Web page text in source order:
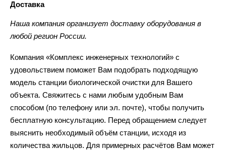
Доставка
Наша компания организует доставку оборудования в
любой регион России.
Компания «Комплекс инженерных технологий» с
удовольствием поможет Вам подобрать подходящую
модель станции биологической очистки для Вашего
объекта. Свяжитесь с нами любым удобным Вам
способом (по телефону или эл. почте), чтобы получить
бесплатную консультацию. Перед обращением следует
выяснить необходимый объём станции, исходя из
количества жильцов. Для примерных расчётов Вам может